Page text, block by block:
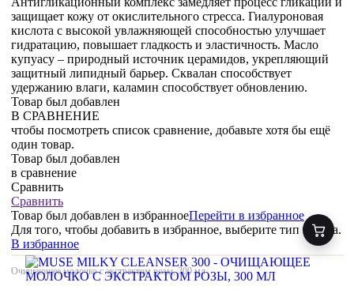
защищает кожу от окислительного стресса. Гиалуроновая
кислота с высокой увлажняющей способностью улучшает
гидратацию, повышает гладкость и эластичность. Масло
купуасу – природный источник церамидов, укрепляющий
защитный липидный барьер. Сквалан способствует
удержанию влаги, каламин способствует обновлению.
Товар был добавлен
В СРАВНЕНИЕ
чтобы посмотреть список сравнение, добавьте хотя бы ещё
один товар.
Товар был добавлен
в сравнение
Сравнить
Сравнить
Товар был добавлен в избранноеПерейти в избранное
Для того, чтобы добавить в избранное, выберите тип товара.
В избранное
Очищающее молочко с экстрактом розы, 300 мл